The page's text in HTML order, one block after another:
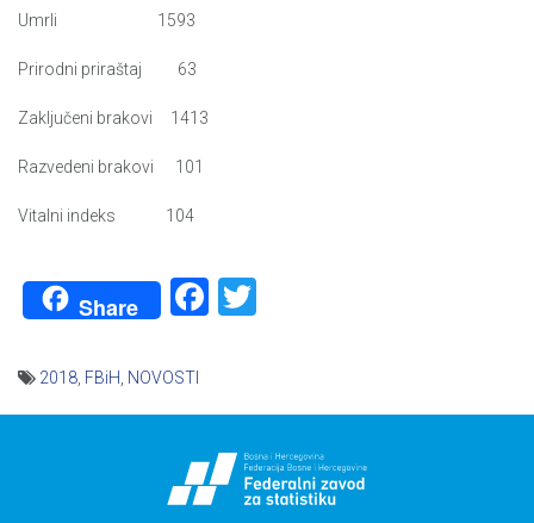
Umrli 1593
Prirodni priraštaj 63
Zaključeni brakovi 1413
Razvedeni brakovi 101
Vitalni indeks 104
Share Facebook
2018 FBiH NOVOSTI